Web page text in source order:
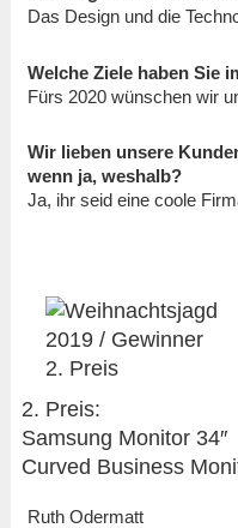
Das Design und die
Welche Ziele haben Sie
Fürs 2020 wünschen wir
Wir lieben unsere
wenn ja, weshalb?
Ja, ihr seid eine coole
2. Preis:
Samsung Monitor 34″
Curved Business
Ruth Odermatt